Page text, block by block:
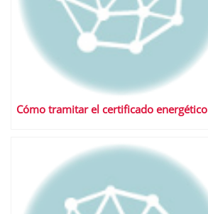
Cómo tramitar el certificado energético